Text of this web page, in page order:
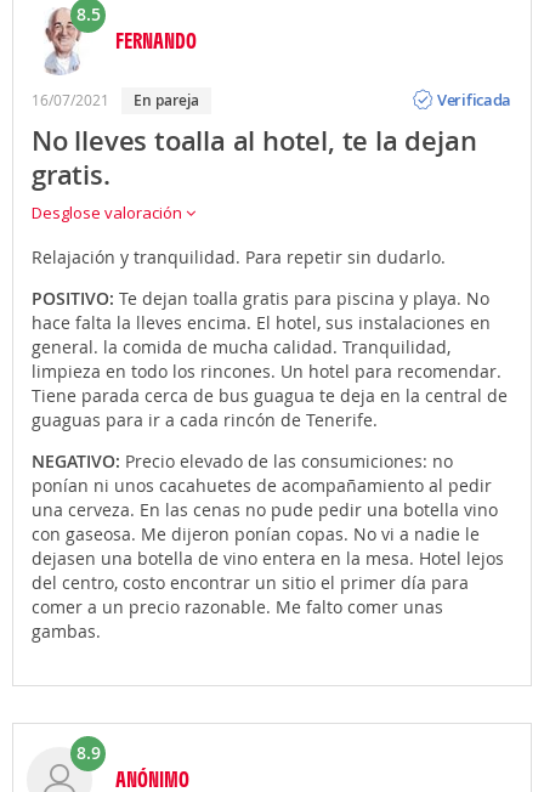
8.5
FERNANDO
16/07/2021 en pareja
Verificada
No lleves toalla al hotel, te la dejan
gratis.
Desglose valoración
Relajación y tranquilidad. Para repetir sin dudarlo.
POSITIVO: Te dejan toalla gratis para piscina y playa. No
hace falta la lleves encima. El hotel, sus instalaciones en
general. la comida de mucha calidad. Tranquilidad,
limpieza en todo los rincones. Un hotel para recomendar.
Tiene parada cerca de bus guagua te deja en la central de
guaguas para ir a cada rincón de Tenerife.
NEGATIVO: Precio elevado de las consumiciones: no
ponían ni unos cacahuetes de acompañamiento al pedir
una cerveza. En las cenas no pude pedir una botella vino
con gaseosa. Me dijeron ponían copas. No vi a nadie le
dejasen una botella de vino entera en la mesa. Hotel lejos
del centro, costo encontrar un sitio el primer día para
comer a un precio razonable. Me falto comer unas
gambas.
8.9
ANÓNIMO